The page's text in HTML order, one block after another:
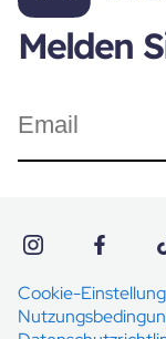
Melden
Cookie-